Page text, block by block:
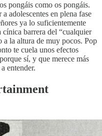
pongáis como os pongáis.
adolescentes en plena fase
ya lo suficientemente
cínica barrera del “cualquier
a la altura de muy pocos. Pop
te cuela unos efectos
sí, y que merece más
entender.